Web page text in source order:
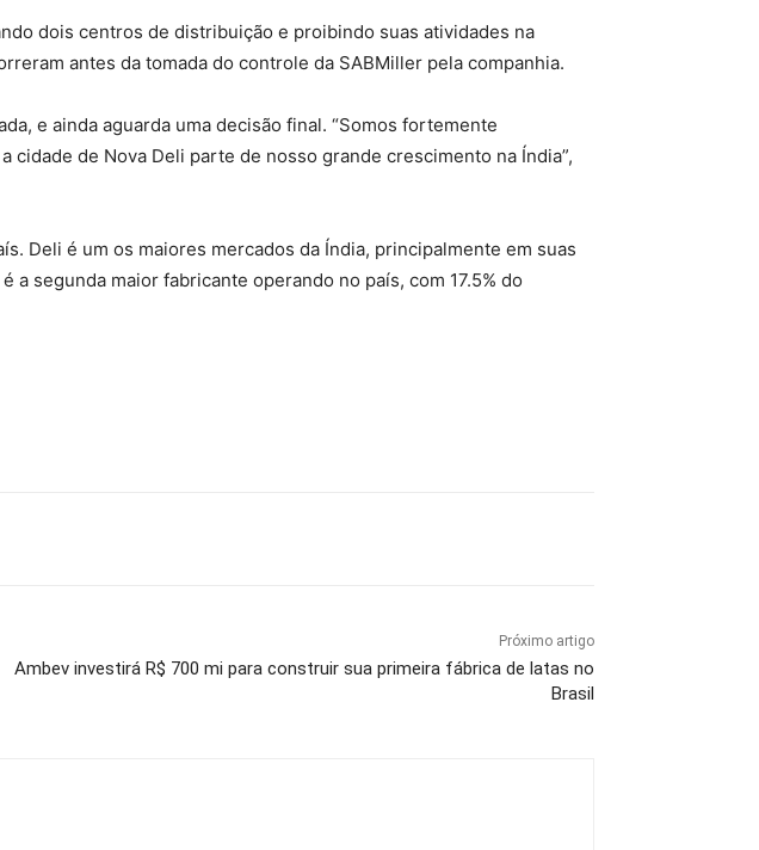
dois centros de distribuição e proibindo suas atividades na
antes da tomada do controle da SABMiller pela companhia.
e ainda aguarda uma decisão final. “Somos fortemente
de Nova Deli parte de nosso grande crescimento na Índia”,
Deli é um os maiores mercados da Índia, principalmente em suas
segunda maior fabricante operando no país, com 17.5% do
Próximo artigo
Ambev investirá R$ 700 mi para construir sua primeira fábrica de latas no
Brasil